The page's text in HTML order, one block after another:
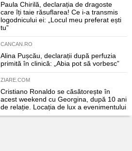
Paula Chirilă, declarația de dragoste
care îți taie răsuflarea! Ce i-a transmis
logodnicului ei: „Locul meu preferat ești
tu”
CANCAN.RO
Alina Pușcău, declarații după perfuzia
primită în clinică: „Abia pot să vorbesc”
ZIARE.COM
Cristiano Ronaldo se căsătorește în
acest weekend cu Georgina, după 10 ani
de relație. Locația de lux a evenimentului